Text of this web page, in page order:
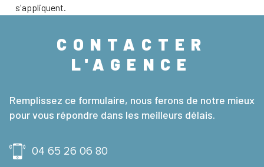
s'appliquent.
CONTACTER
L'AGENCE
Remplissez ce formulaire, nous ferons de notre mieux
pour vous répondre dans les meilleurs délais.
04 65 26 06 80